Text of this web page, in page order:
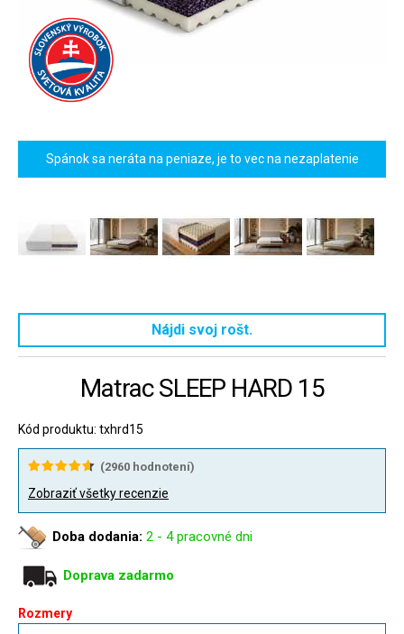
Spánok sa neráta na peniaze, je to vec na nezaplatenie
Nájdi svoj rošt.
Matrac SLEEP HARD 15
Kód produktu: txhrd15
(2960 hodnotení)
Zobraziť všetky recenzie
Doba dodania: 2 - 4 pracovné dni
Doprava zadarmo
Rozmery